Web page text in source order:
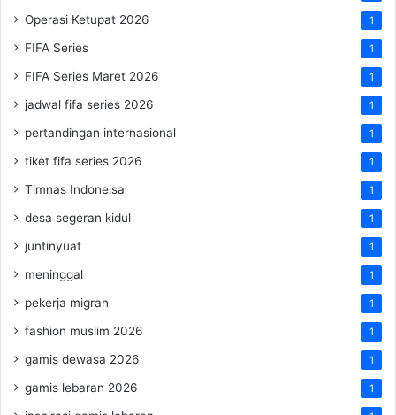
Operasi Ketupat 2026 1
FIFA Series 1
FIFA Series Maret 2026 1
jadwal fifa series 2026 1
pertandingan internasional 1
tiket fifa series 2026 1
Timnas Indoneisa 1
desa segeran kidul 1
juntinyuat 1
meninggal 1
pekerja migran 1
fashion muslim 2026 1
gamis dewasa 2026 1
gamis lebaran 2026 1